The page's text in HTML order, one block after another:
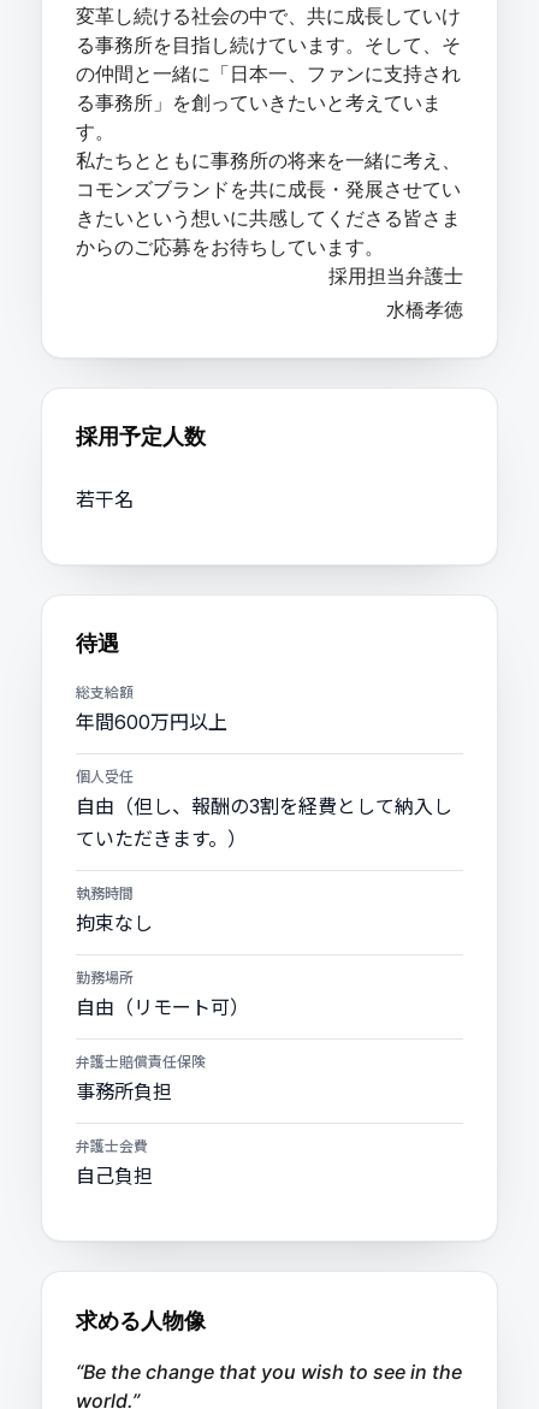
変革し続ける社会の中で、共に成長していけ
る事務所を目指し続けています。そして、そ
の仲間と一緒に「日本一、ファンに支持され
る事務所」を創っていきたいと考えていま
す。
私たちとともに事務所の将来を一緒に考え、
コモンズブランドを共に成長・発展させてい
きたいという想いに共感してくださる皆さま
からのご応募をお待ちしています。
採用担当弁護士
水橋孝徳
採用予定人数
若干名
待遇
総支給額
年間600万円以上
個人受任
自由（但し、報酬の3割を経費として納入し
ていただきます。）
執務時間
拘束なし
勤務場所
自由（リモート可）
弁護士賠償責任保険
事務所負担
弁護士会費
自己負担
求める人物像
“Be the change that you wish to see in the
world.”